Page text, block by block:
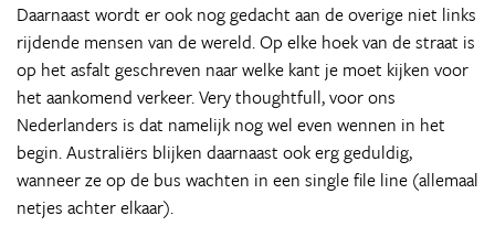
Daarnaast wordt er ook nog gedacht aan de overige niet links
rijdende mensen van de wereld. Op elke hoek van de straat is
op het asfalt geschreven naar welke kant je moet kijken voor
het aankomend verkeer. Very thoughtfull, voor ons
Nederlanders is dat namelijk nog wel even wennen in het
begin. Australiërs blijken daarnaast ook erg geduldig,
wanneer ze op de bus wachten in een single file line (allemaal
netjes achter elkaar).